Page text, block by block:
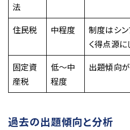
法
住民税 中程度
制度はシ
く得点源に
固定資
産税
低～中
程度
出題傾向が
過去の出題傾向と分析